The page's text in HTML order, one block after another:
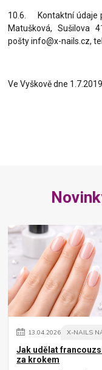
10.6. Kontaktní údaje
Matušková, Sušilova
pošty info@x-nails.cz,
Ve Vyškově dne 1.7.2019
13.04.2026 X-NAILS
Jak udělat
za krokem